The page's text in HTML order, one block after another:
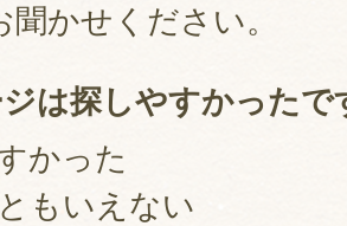
聞かせください。
は探しやすかったで
かった
もいえない